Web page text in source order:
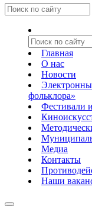
Главная
О нас
Новости
фольклора»
Фестивали
Медиа
Контакты
Наши